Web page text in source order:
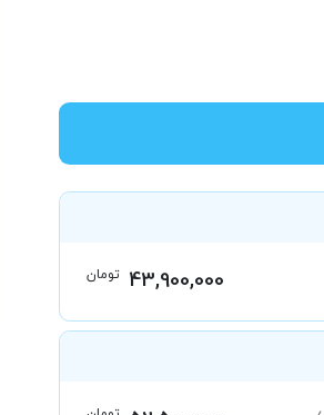
43,900,000 تومان